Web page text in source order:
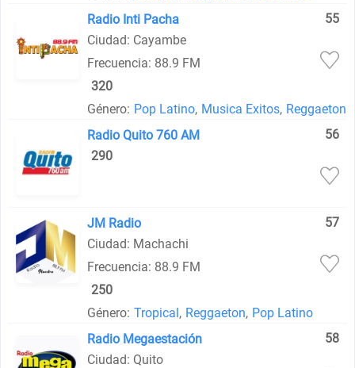
Radio Inti Pacha
55
Ciudad: Cayambe
Frecuencia: 88.9 FM
320
Género: Pop Latino, Musica Exitos, Reggaeton
Radio Quito 760 AM
56
290
JM Radio
57
Ciudad: Machachi
Frecuencia: 88.9 FM
250
Género: Tropical, Reggaeton, Pop Latino
Radio Megaestación
58
Ciudad: Quito